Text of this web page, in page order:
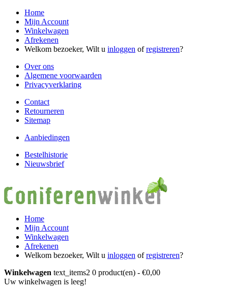
Home
Mijn Account
Winkelwagen
Afrekenen
Welkom bezoeker, Wilt u inloggen ofregistreren?
Over ons
Algemene voorwaarden
Privacyverklaring
Contact
Retourneren
Sitemap
Aanbiedingen
Bestelhistorie
Nieuwsbrief
Home
Mijn Account
Winkelwagen
Afrekenen
Welkom bezoeker, Wilt u inloggen ofregistreren?
Winkelwagen text_items2 0 product(en) - €0,00
Uw winkelwagen is leeg!